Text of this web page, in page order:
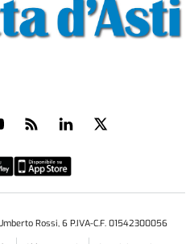
Rossi, 6 P.IVA-C.F. 01542300056